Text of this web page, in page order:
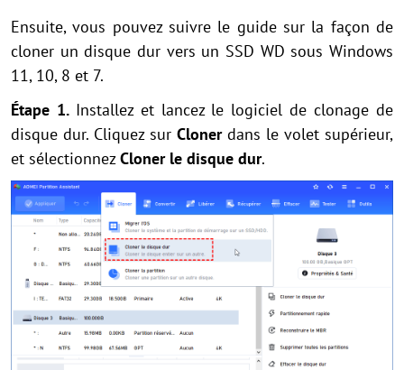
Ensuite, vous pouvez suivre le guide sur la façon de
cloner un disque dur vers un SSD WD sous Windows
11, 10, 8 et 7.
Étape 1. Installez et lancez le logiciel de clonage de
disque dur. Cliquez sur Clonerdans le volet supérieur,
et sélectionnezCloner le disque dur.